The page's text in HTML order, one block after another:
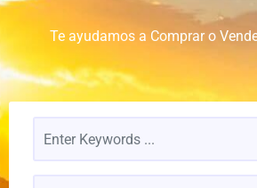
Te ayudamos a Comprar o